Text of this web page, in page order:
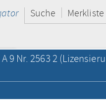
Suche Merkliste
9 Nr. 2563 2